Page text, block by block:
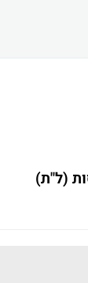
(ל"ת)